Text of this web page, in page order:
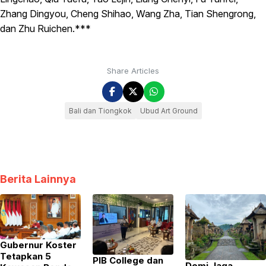
Zhang Dingyou, Cheng Shihao, Wang Zha, Tian Shengrong,
dan Zhu Ruichen.***
Share Articles
Bali dan Tiongkok Ubud Art Ground
Berita Lainnya
Gubernur Koster
Tetapkan 5
PIB College dan